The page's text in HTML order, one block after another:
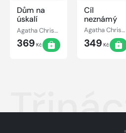
Dům na
úskalí
Agatha Christie
369 Kč
Cíl
neznámý
Agatha Christie
349 Kč